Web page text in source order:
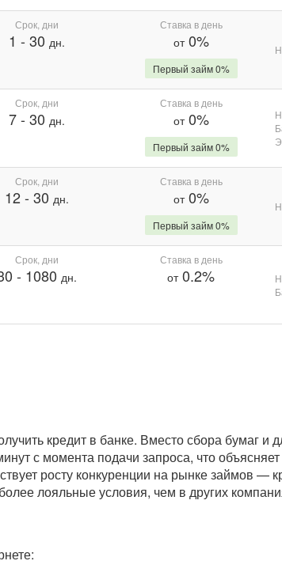
Срок, дни
1 - 30 дн.
Ставка в день
от0%
Первый займ 0%
Срок, дни
7- 30 дн.
Ставка в день
от0%
Первый займ 0%
Срок, дни
12- 30 дн.
Ставка в день
от0%
Первый займ 0%
Срок, дни
- 1080 дн.
Ставка в день
от0.2%
кредит в банке. Вместо сбора бумаг и
с момента подачи запроса, что
росту конкуренции на рынке займов —
лояльные условия, чем в других